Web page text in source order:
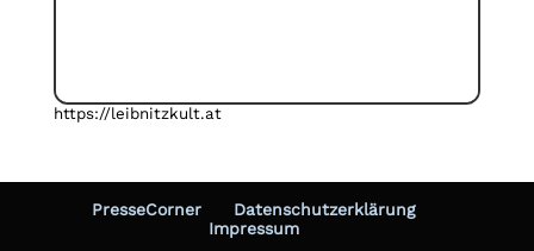
https://leibnitzkult.at
PresseCorner
Datenschutzerklärung
Impressum